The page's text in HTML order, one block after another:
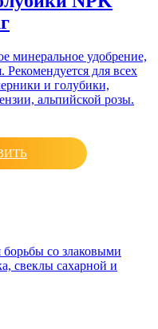
минеральное удобрение,
Рекомендуется для всех
и голубики,
альпийской розы.
со злаковыми
свеклы сахарной и